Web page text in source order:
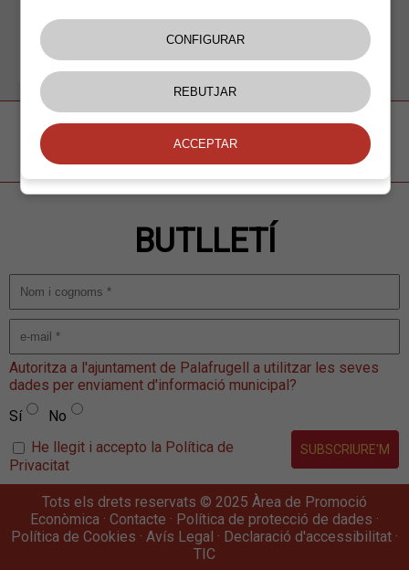
TORNAR A NOTICIES
Amb la col·laboració de la
BUTLLETÍ
Autoritza a l'ajuntament de Palafrugell a utilitzar les seves
dades per enviament d'informació municipal?
Sí
No
He llegit i accepto la Política de
Privacitat
Tots els drets reservats © 2025 Àrea de Promoció
Econòmica · Contacte · Política de protecció de dades ·
Política de Cookies · Avís Legal · Declaració d'accessibilitat ·
TIC